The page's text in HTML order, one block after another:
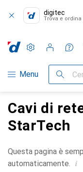
digitec
Trova e
Categoria Navigazione
Menu Cerca
Impostazioni
Conto cliente
Liste di confronto
Liste dei desideri
Carrello
Cavi di
StarTech
Questa pagina è
automaticamente. i